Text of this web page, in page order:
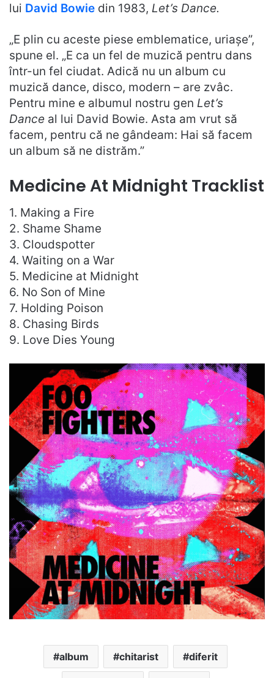
lui David Bowie din 1983, Let’s Dance.
„E plin cu aceste piese emblematice, uriașe”,
spune el. „E ca un fel de muzică pentru dans
într-un fel ciudat. Adică nu un album cu
muzică dance, disco, modern – are zvâc.
Pentru mine e albumul nostru gen Let’s
Dance al lui David Bowie. Asta am vrut să
facem, pentru că ne gândeam: Hai să facem
un album să ne distrăm.”
Medicine At Midnight Tracklist
1. Making a Fire
2. Shame Shame
3. Cloudspotter
4. Waiting on a War
5. Medicine at Midnight
6. No Son of Mine
7. Holding Poison
8. Chasing Birds
9. Love Dies Young
album chitarist diferit